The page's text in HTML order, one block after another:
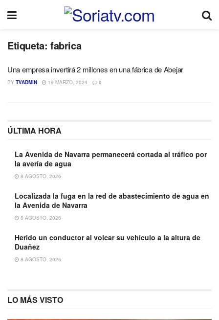
Etiqueta: fabrica
Una empresa invertirá 2 millones en una fábrica de Abejar
BY TVADMIN 19 MARZO, 2024 0
ÚLTIMA HORA
La Avenida de Navarra permanecerá cortada al tráfico por
la avería de agua
8 AGOSTO, 2026
Localizada la fuga en la red de abastecimiento de agua en
la Avenida de Navarra
8 AGOSTO, 2026
Herido un conductor al volcar su vehículo a la altura de
Duañez
8 AGOSTO, 2026
LO MÁS VISTO